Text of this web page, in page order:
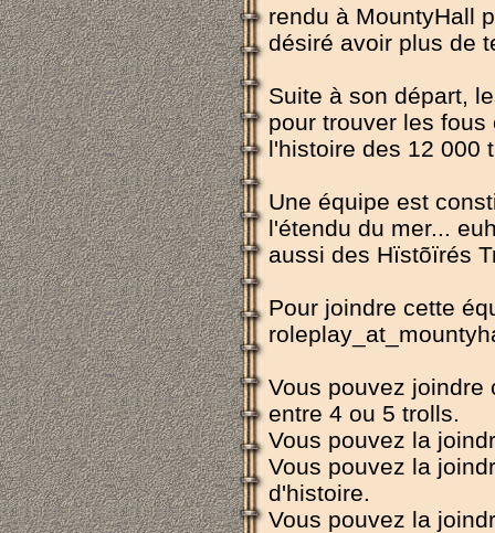
rendu à MountyHall
désiré avoir plus de
Suite à son départ,
pour trouver les
l'histoire des 12 000
Une équipe est
l'étendu du mer...
aussi des Hïstõïrés
Pour joindre cette
Vous pouvez joindre
entre 4 ou 5 trolls.
Vous pouvez la
Vous pouvez la
d'histoire.
Vous pouvez la